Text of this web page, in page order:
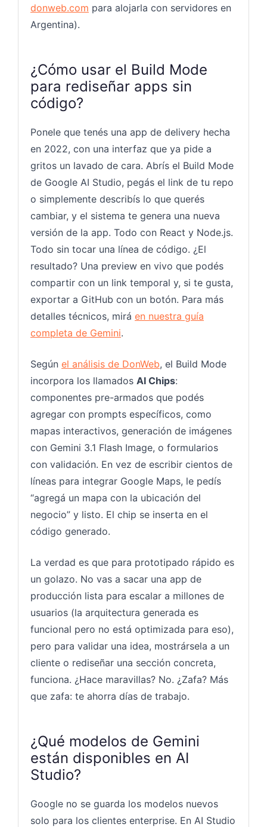
donweb.com para alojarla con servidores en
Argentina).
¿Cómo usar el Build Mode
para rediseñar apps sin
código?
Ponele que tenés una app de delivery hecha
en 2022, con una interfaz que ya pide a
gritos un lavado de cara. Abrís el Build Mode
de Google AI Studio, pegás el link de tu repo
o simplemente describís lo que querés
cambiar, y el sistema te genera una nueva
versión de la app. Todo con React y Node.js.
Todo sin tocar una línea de código. ¿El
resultado? Una preview en vivo que podés
compartir con un link temporal y, si te gusta,
exportar a GitHub con un botón. Para más
detalles técnicos, mirá en nuestra guía
completa de Gemini.
Según el análisis de DonWeb, el Build Mode
incorpora los llamados AI Chips:
componentes pre-armados que podés
agregar con prompts específicos, como
mapas interactivos, generación de imágenes
con Gemini 3.1 Flash Image, o formularios
con validación. En vez de escribir cientos de
líneas para integrar Google Maps, le pedís
“agregá un mapa con la ubicación del
negocio” y listo. El chip se inserta en el
código generado.
La verdad es que para prototipado rápido es
un golazo. No vas a sacar una app de
producción lista para escalar a millones de
usuarios (la arquitectura generada es
funcional pero no está optimizada para eso),
pero para validar una idea, mostrársela a un
cliente o rediseñar una sección concreta,
funciona. ¿Hace maravillas? No. ¿Zafa? Más
que zafa: te ahorra días de trabajo.
¿Qué modelos de Gemini
están disponibles en AI
Studio?
Google no se guarda los modelos nuevos
solo para los clientes enterprise. En AI Studio